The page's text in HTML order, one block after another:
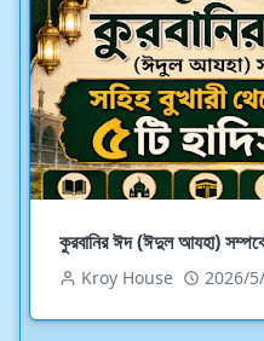
কুরবানির ঈদ (ঈদুল আযহা)
Kroy House 2026/